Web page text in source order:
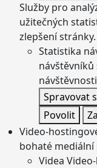
Služby pro
užitečných
zlepšení stránky.
Statistika
Spravovat
Povolit
Video-
bohaté mediální
Videa